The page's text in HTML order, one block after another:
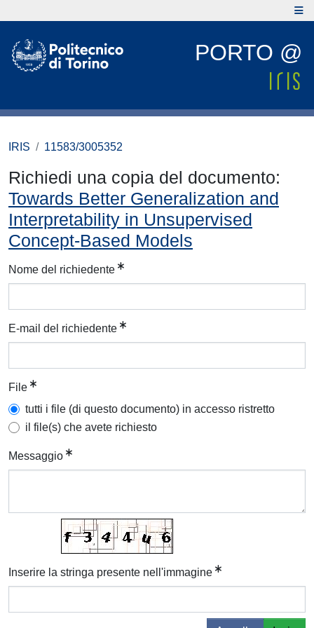
PORTO @
IRIS 11583/3005352
Richiedi una copia del documento:
Towards Better Generalization and
Interpretability in Unsupervised
Concept-Based Models
Nome del richiedente
E-mail del richiedente
File
tutti i file (di questo documento) in accesso ristretto
il file(s) che avete richiesto
Messaggio
Inserire la stringa presente nell'immagine